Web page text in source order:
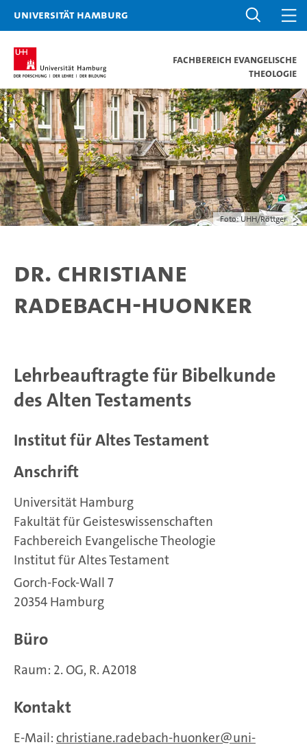
Universität Hamburg
Fachbereich Evangelische
Theologie
Foto: UHH/Röttger
Dr. Christiane
Radebach-Huonker
Lehrbeauftragte für Bibelkunde
des Alten Testaments
Institut für Altes Testament
Anschrift
Universität Hamburg
Fakultät für Geisteswissenschaften
Fachbereich Evangelische Theologie
Institut für Altes Testament
Gorch-Fock-Wall 7
20354 Hamburg
Büro
Raum: 2. OG, R. A2018
Kontakt
E-Mail: christiane.radebach-huonker
uni-